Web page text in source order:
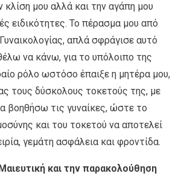
κλίση μου αλλά και την αγάπη μου
ειδικότητες. Το πέρασμα μου από
απλά σφράγισε αυτό
να κάνω, για το υπόλοιπο της
ρόλο ωστόσο έπαιξε η μητέρα μου,
τους δύσκολους τοκετούς της, με
βοηθήσω τις γυναίκες, ώστε το
και του τοκετού να αποτελεί
γεμάτη ασφάλεια και φροντίδα.
και την παρακολούθηση